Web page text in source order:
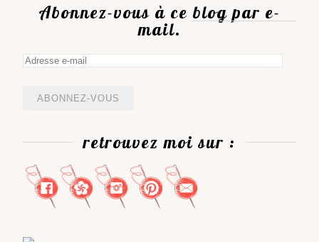
Abonnez-vous à ce blog par e-
mail.
Adresse
mail
retrouvez moi sur :